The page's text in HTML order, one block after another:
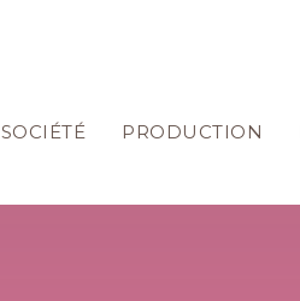
SOCIÉTÉ PRODUCTION